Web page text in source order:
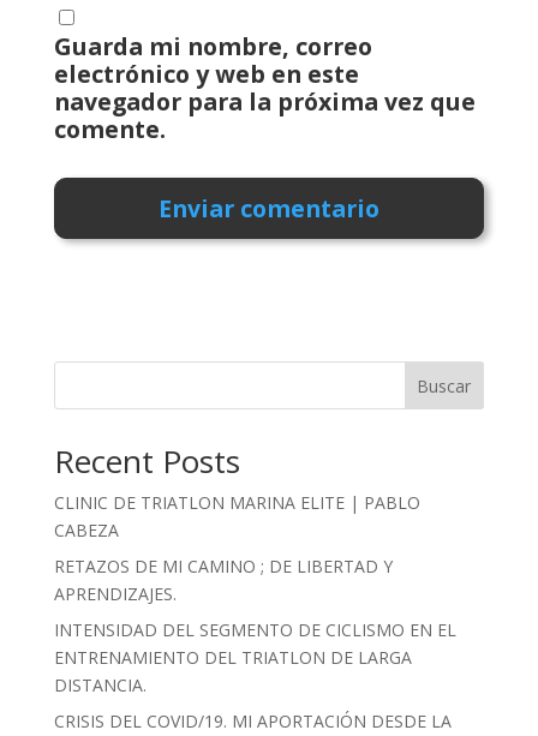
Guarda mi nombre, correo
electrónico y web en este
navegador para la próxima vez que
comente.
Buscar
Recent Posts
CLINIC DE TRIATLON MARINA ELITE | PABLO
CABEZA
RETAZOS DE MI CAMINO ; DE LIBERTAD Y
APRENDIZAJES.
INTENSIDAD DEL SEGMENTO DE CICLISMO EN EL
ENTRENAMIENTO DEL TRIATLON DE LARGA
DISTANCIA.
CRISIS DEL COVID/19. MI APORTACIÓN DESDE LA